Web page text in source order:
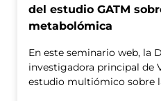
del estudio GATM
metabolómica
En este seminario web, la
investigadora principal de
estudio multiómico sobre